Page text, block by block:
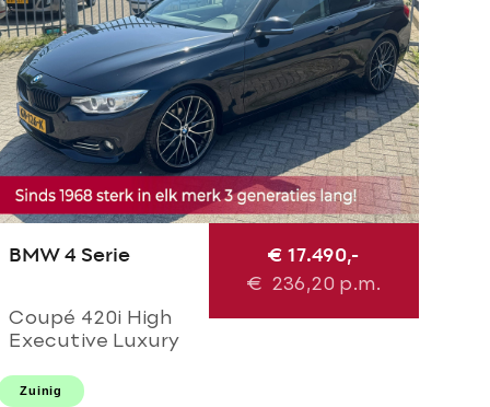
BMW 4 Serie
Coupé 420i High
Executive Luxury
AUTOMAAT! M
€ 17.490,-
€ 236,20 p.m.
Zuinig